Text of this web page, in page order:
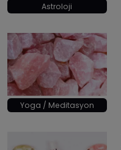
Astroloji
Yoga / Meditasyon